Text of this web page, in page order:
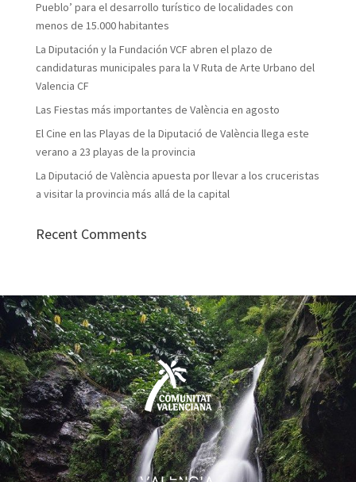
Pueblo’ para el desarrollo turístico de localidades con
menos de 15.000 habitantes
La Diputación y la Fundación VCF abren el plazo de
candidaturas municipales para la V Ruta de Arte Urbano del
Valencia CF
Las Fiestas más importantes de València en agosto
El Cine en las Playas de la Diputació de València llega este
verano a 23 playas de la provincia
La Diputació de València apuesta por llevar a los cruceristas
a visitar la provincia más allá de la capital
Recent Comments